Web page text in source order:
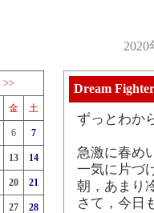
>>
金 土
6 7
13 14
20 21
27 28
Dream Fighter
ずっとわか
急激に春め
一気に片づ
朝，あまり
さて，今日